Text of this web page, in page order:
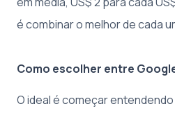
é combinar o melhor de cada
Como escolher entre
O ideal é começar